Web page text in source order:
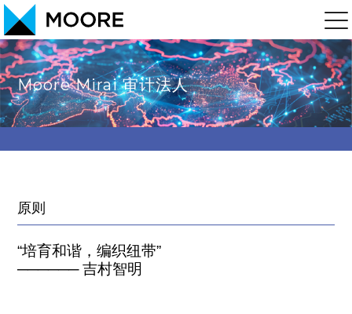
Moore Mirai 审计法人
原则
“培育和谐，编织纽带”
──────吉村智明